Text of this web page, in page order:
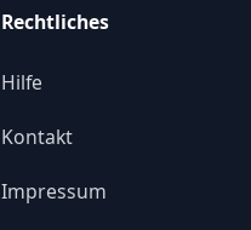
Rechtliches
Hilfe
Kontakt
Impressum